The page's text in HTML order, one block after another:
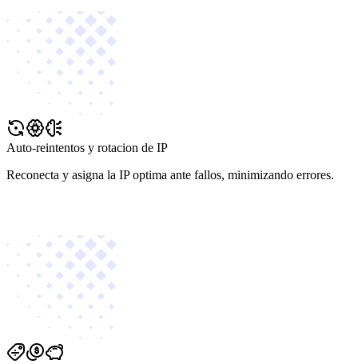
Auto-reintentos y rotacion de IP
Reconecta y asigna la IP optima ante fallos, minimizando errores.